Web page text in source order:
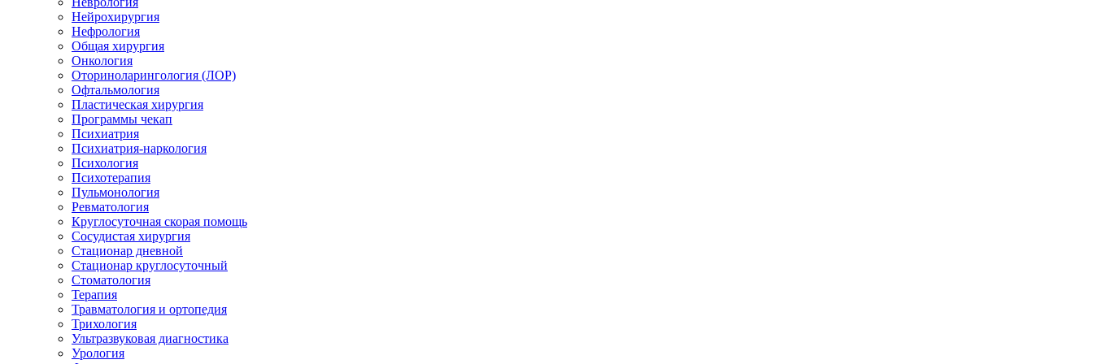
Нейрохирургия
Нефрология
Общая хирургия
Онкология
Оториноларингология (ЛОР)
Офтальмология
Пластическая хирургия
Программы чекап
Психиатрия
Психиатрия-наркология
Психология
Психотерапия
Пульмонология
Ревматология
Круглосуточная скорая помощь
Сосудистая хирургия
Стационар дневной
Стационар круглосуточный
Стоматология
Терапия
Травматология и ортопедия
Трихология
Ультразвуковая диагностика
Урология